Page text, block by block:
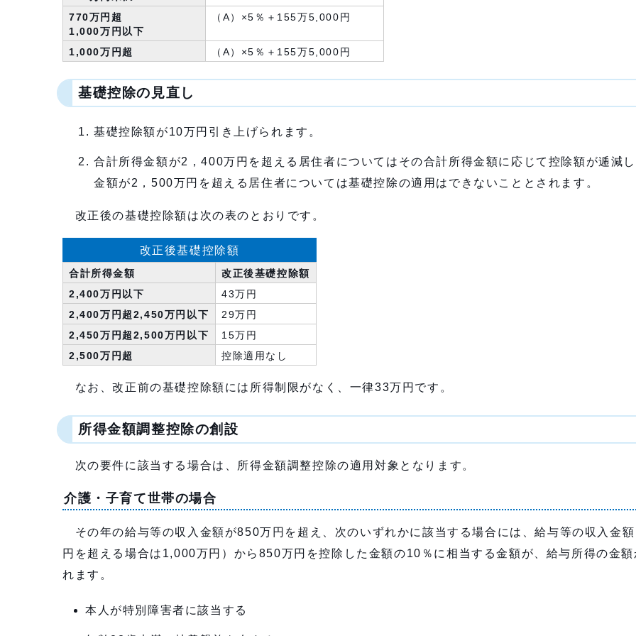
770万円超
1,000万円以下
（A）×5％＋155万5,000円
1,000万円超 （A）×5％＋155万5,000円
基礎控除の見直し
基礎控除額が10万円引き上げられます。
合計所得金額が2，400万円を超える居住者についてはその合計所得金額に応じて控除額が逓減
金額が2，500万円を超える居住者については基礎控除の適用はできないこととされます。
改正後の基礎控除額は次の表のとおりです。
改正後基礎控除額
合計所得金額
改正後基礎控除額
2,400万円以下
43万円
2,400万円超2,450万円以下
29万円
2,450万円超2,500万円以下
15万円
2,500万円超
控除適用なし
なお、改正前の基礎控除額には所得制限がなく、一律33万円です。
所得金額調整控除の創設
次の要件に該当する場合は、所得金額調整控除の適用対象となります。
介護・子育て世帯の場合
その年の給与等の収入金額が850万円を超え、次のいずれかに該当する場合には、給与等の収入金
円を超える場合は1,000万円）から850万円を控除した金額の10％に相当する金額が、給与所得の金額
れます。
本人が特別障害者に該当する